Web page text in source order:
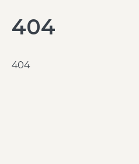
404
404